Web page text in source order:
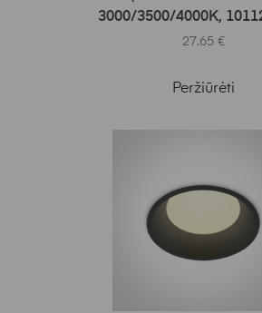
3000/3500/4000K,
27.65 €
Peržiūrėti